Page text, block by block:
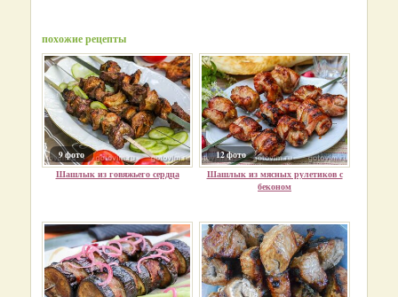
похожие рецепты
9 фото
Шашлык из говяжьего сердца
12 фото
Шашлык из мясных рулетиков с
беконом